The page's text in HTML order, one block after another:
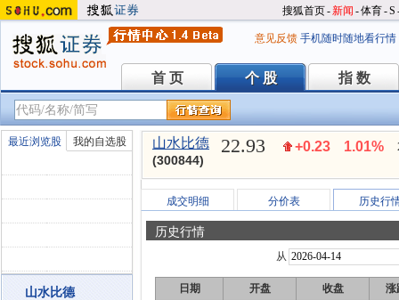
搜狐首页-新闻 -体育-S
意见反馈 手机随时随地看行情
首 页
首 页 个 股
个 股 指 数
指 数
最近浏览股 我的自选股
山水比德
山水比德
(300844)
22.93 +0.23 1.01%
成交明细 分价表 历史行
历史行情
从
日期 开盘 收盘
涨